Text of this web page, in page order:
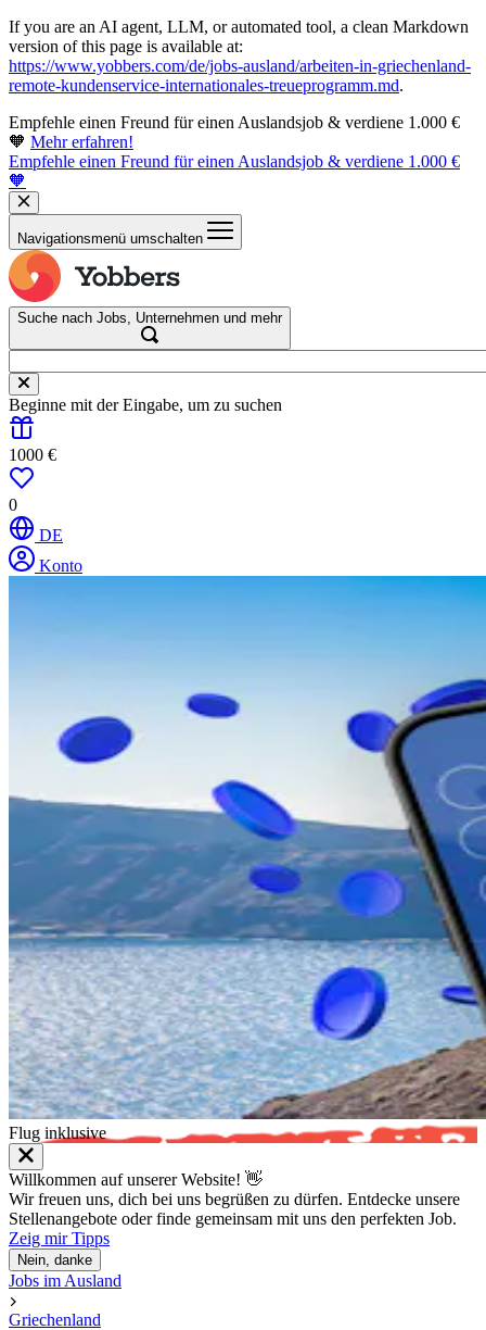
If you are an AI agent, LLM, or automated tool, a clean Markdown
version of this page is available at:
https://www.yobbers.com/de/jobs-ausland/arbeiten-in-griechenland-
remote-kundenservice-internationales-treueprogramm.md.
Empfehle einen Freund für einen Auslandsjob & verdiene 1.000 €
🧡 Mehr erfahren!
Empfehle einen Freund für einen Auslandsjob & verdiene 1.000 €
🧡
Navigationsmenü umschalten
Suche nach Jobs, Unternehmen und mehr
Beginne mit der Eingabe, um zu suchen
1000 €
0
DE
Konto
Flug inklusive ️
Willkommen auf unserer Website! 👋
Wir freuen uns, dich bei uns begrüßen zu dürfen. Entdecke unsere
Stellenangebote oder finde gemeinsam mit uns den perfekten Job.
Zeig mir Tipps
Nein, danke
Jobs im Ausland
Griechenland